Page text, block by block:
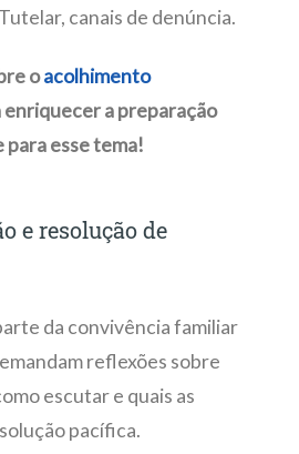
canais de denúncia.
o acolhimento
enriquecer a preparação
esse tema!
e resolução de
da convivência familiar
reflexões sobre
escutar e quais as
pacífica.